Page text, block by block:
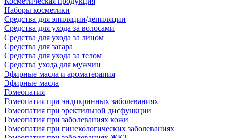
Наборы косметики
Средства для эпиляции/депиляции
Средства для ухода за волосами
Средства для ухода за лицом
Средства для загара
Средства для ухода за телом
Средства ухода для мужчин
Эфирные масла и ароматерапия
Эфирные масла
Гомеопатия
Гомеопатия при эндокринных заболеваниях
Гомеопатия при эректильной дисфункции
Гомеопатия при заболеваниях кожи
Гомеопатия при гинекологических заболеваниях